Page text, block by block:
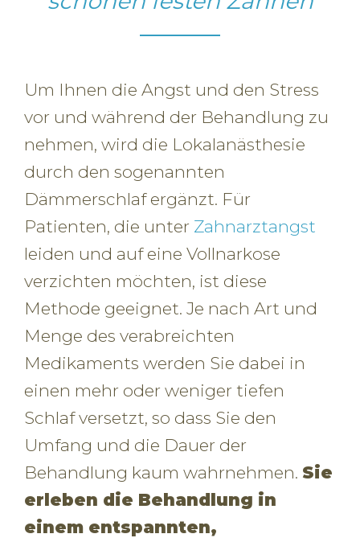
Um Ihnen die Angst und den Stress
vor und während der Behandlung zu
nehmen, wird die Lokalanästhesie
durch den sogenannten
Dämmerschlaf ergänzt. Für
Patienten, die unter Zahnarztangst
leiden und auf eine Vollnarkose
verzichten möchten, ist diese
Methode geeignet. Je nach Art und
Menge des verabreichten
Medikaments werden Sie dabei in
einen mehr oder weniger tiefen
Schlaf versetzt, so dass Sie den
Umfang und die Dauer der
Behandlung kaum wahrnehmen. Sie
erleben die Behandlung in
einem entspannten,